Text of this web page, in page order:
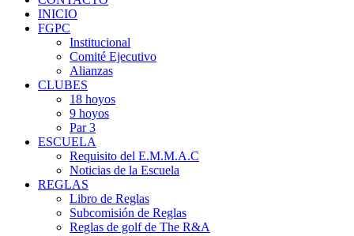
INICIO
FGPC
Institucional
Comité Ejecutivo
Alianzas
CLUBES
18 hoyos
9 hoyos
Par 3
ESCUELA
Requisito del E.M.M.A.C
Noticias de la Escuela
REGLAS
Libro de Reglas
Subcomisión de Reglas
Reglas de golf de The R&A